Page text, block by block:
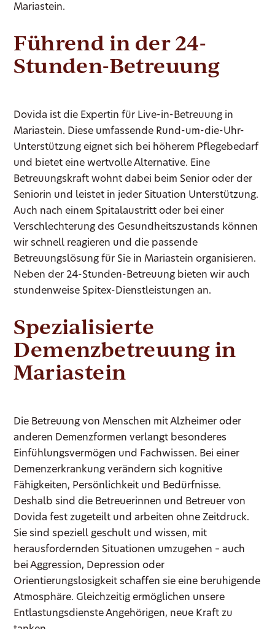
Mariastein.
Führend in der 24-
Stunden-Betreuung
Dovida ist die Expertin für Live-in-Betreuung in
Mariastein. Diese umfassende Rund-um-die-Uhr-
Unterstützung eignet sich bei höherem Pflegebedarf
und bietet eine wertvolle Alternative. Eine
Betreuungskraft wohnt dabei beim Senior oder der
Seniorin und leistet in jeder Situation Unterstützung.
Auch nach einem Spitalaustritt oder bei einer
Verschlechterung des Gesundheitszustands können
wir schnell reagieren und die passende
Betreuungslösung für Sie in Mariastein organisieren.
Neben der 24-Stunden-Betreuung bieten wir auch
stundenweise Spitex-Dienstleistungen an.
Spezialisierte
Demenzbetreuung in
Mariastein
Die Betreuung von Menschen mit Alzheimer oder
anderen Demenzformen verlangt besonderes
Einfühlungsvermögen und Fachwissen. Bei einer
Demenzerkrankung verändern sich kognitive
Fähigkeiten, Persönlichkeit und Bedürfnisse.
Deshalb sind die Betreuerinnen und Betreuer von
Dovida fest zugeteilt und arbeiten ohne Zeitdruck.
Sie sind speziell geschult und wissen, mit
herausfordernden Situationen umzugehen – auch
bei Aggression, Depression oder
Orientierungslosigkeit schaffen sie eine beruhigende
Atmosphäre. Gleichzeitig ermöglichen unsere
Entlastungsdienste Angehörigen, neue Kraft zu